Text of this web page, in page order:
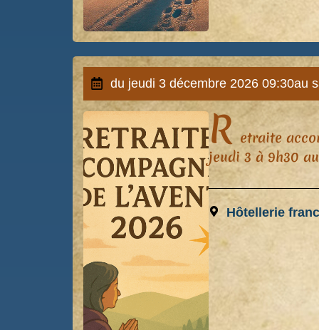
du jeudi 3 décembre 2026 09:30au
R etraite
jeudi 3 à 9h30
Hôtellerie